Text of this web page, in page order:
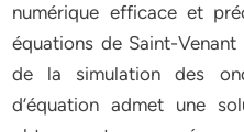
numérique efficace et
équations de Saint-Venant
de la simulation des
d’équation admet une